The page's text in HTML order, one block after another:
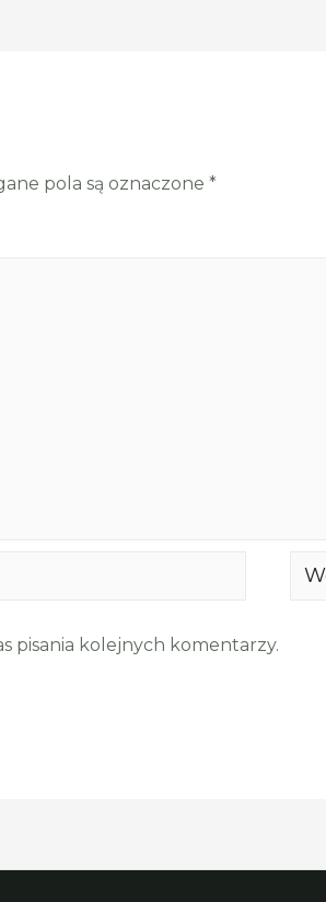
pola są oznaczone *
pisania kolejnych komentarzy.